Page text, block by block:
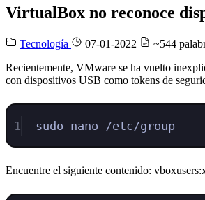
VirtualBox no reconoce
Tecnología 07-01-2022 ~544
Recientemente, VMware se ha vuelto
con dispositivos USB como tokens de
1 sudo nano /etc/group
Encuentre el siguiente contenido: